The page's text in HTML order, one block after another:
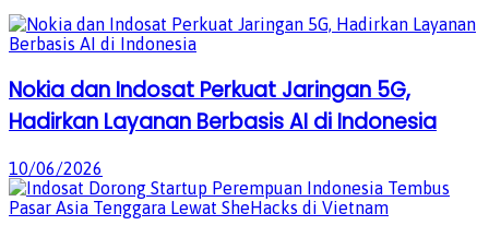
Nokia dan Indosat Perkuat Jaringan 5G,
Hadirkan Layanan Berbasis AI di Indonesia
10/06/2026